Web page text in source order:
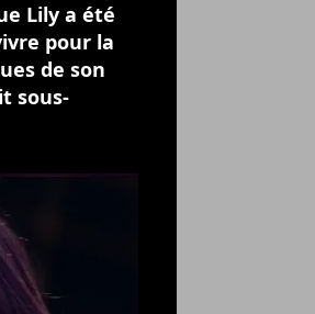
Lily a été
pour la
de son
sous-